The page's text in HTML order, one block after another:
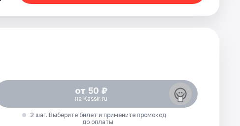
от 50 ₽
на Kassir.ru
2 шаг. Выберите билет и примените промокод
до оплаты